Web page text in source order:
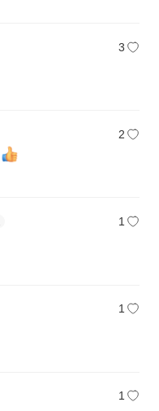
3
2
1
1
1